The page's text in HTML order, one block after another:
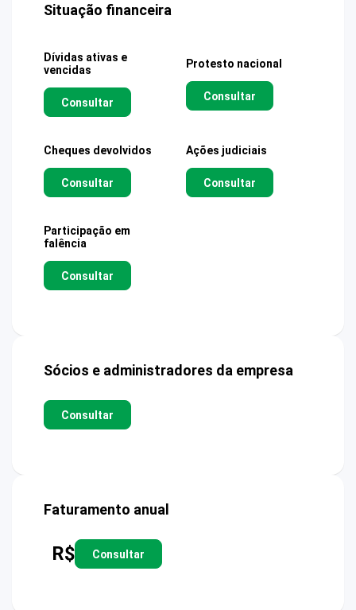
Situação financeira
Dívidas ativas e
vencidas
Consultar
Protesto nacional
Consultar
Cheques devolvidos
Consultar
Ações judiciais
Consultar
Participação em
falência
Consultar
Sócios e administradores da empresa
Consultar
Faturamento anual
R$ Consultar